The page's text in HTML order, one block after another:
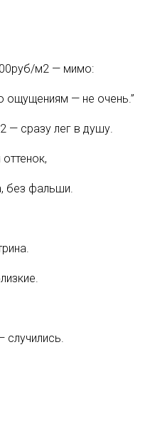
м2 — мимо:
ощущениям — не очень.”
— сразу лег в душу.
без фальши.
случились.